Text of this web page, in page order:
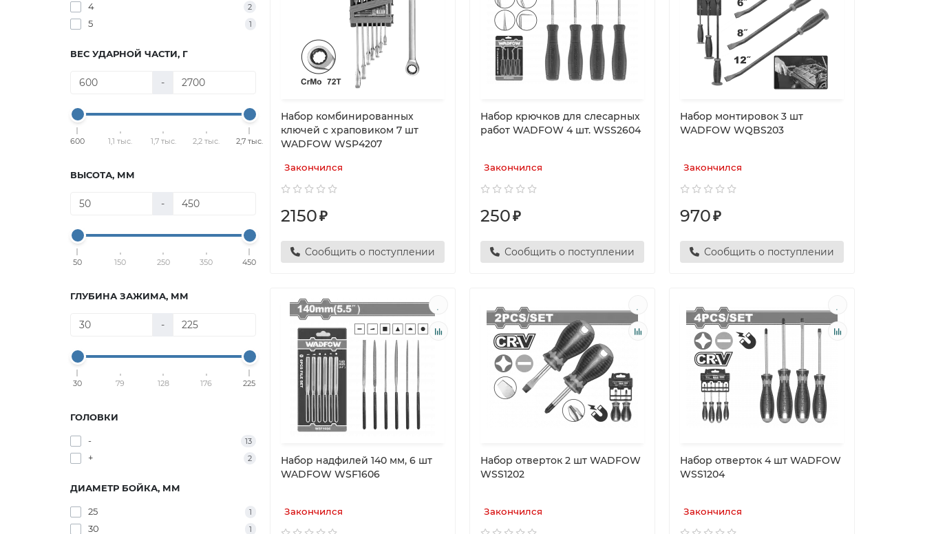
4 2
5 1
ВЕС УДАРНОЙ ЧАСТИ, Г
-
600 1,1 тыс. 1,7 тыс. 2,2 тыс. 2,7 тыс.
ВЫСОТА, ММ
-
50 150 250 350 450
ГЛУБИНА ЗАЖИМА, ММ
-
30 79 128 176 225
ГОЛОВКИ
- 13
+ 2
ДИАМЕТР БОЙКА, ММ
25 1
30 1
Набор комбинированных
ключей с храповиком 7 шт
WADFOW WSP4207
Закончился
2150₽
Сообщить о поступлении
Набор крючков для слесарных
работ WADFOW 4 шт. WSS2604
Закончился
250₽
Сообщить о поступлении
Набор монтировок 3 шт
WADFOW WQBS203
Закончился
970₽
Сообщить о поступлении
Набор надфилей 140 мм, 6 шт
WADFOW WSF1606
Закончился
Набор отверток 2 шт WADFOW
WSS1202
Закончился
Набор отверток 4 шт WADFOW
WSS1204
Закончился